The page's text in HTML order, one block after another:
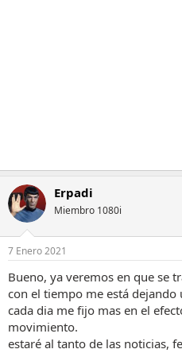
Erpadi
Miembro 1080i
7 Enero 2021
Bueno, ya veremos en que se
con el tiempo me está dejando
cada dia me fijo mas en el
movimiento.
estaré al tanto de las noticias,